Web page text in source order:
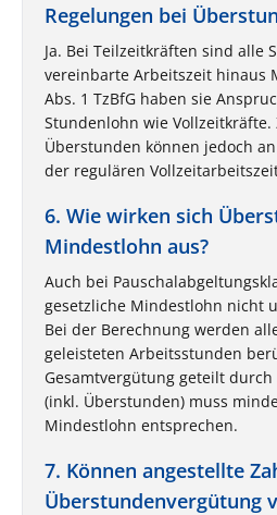
Regelungen bei
Ja. Bei Teilzeitkräften sind alle
vereinbarte Arbeitszeit hinaus
Abs. 1 TzBfG haben sie
Stundenlohn wie Vollzeitkräfte.
Überstunden können jedoch
der regulären
6. Wie wirken sich
Mindestlohn aus?
Auch bei
gesetzliche Mindestlohn nicht
Bei der Berechnung werden
geleisteten Arbeitsstunden
Gesamtvergütung geteilt
(inkl. Überstunden) muss
Mindestlohn entsprechen.
7. Können angestellte
Überstundenvergütung